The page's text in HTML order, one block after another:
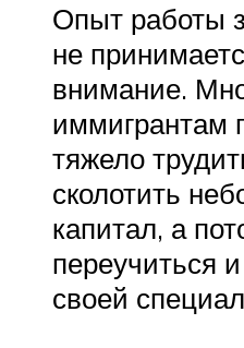
Опыт работы
не
внимание.
иммигрантам
тяжело
сколотить
капитал, а
переучиться
своей